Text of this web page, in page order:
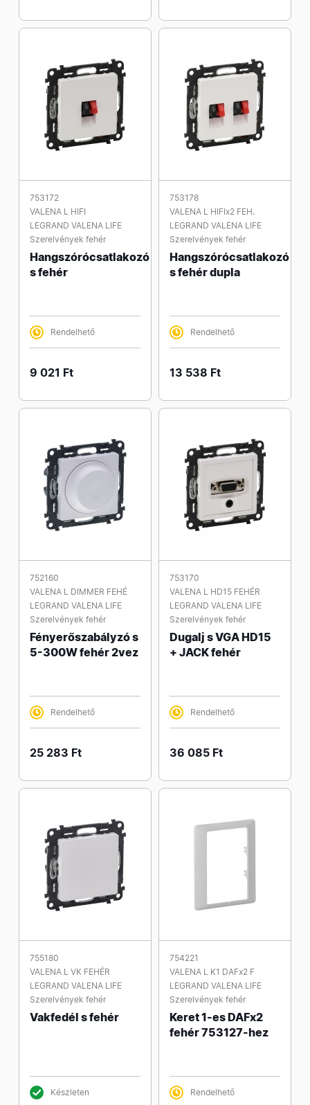
753172
VALENA L HIFI
LEGRAND VALENA LIFE
Szerelvények fehér
Hangszórócsatlakozó
s fehér
Rendelhető
9 021 Ft
753178
VALENA L HIFIx2 FEH.
LEGRAND VALENA LIFE
Szerelvények fehér
Hangszórócsatlakozó
s fehér dupla
Rendelhető
13 538 Ft
752160
VALENA L DIMMER FEHÉ
LEGRAND VALENA LIFE
Szerelvények fehér
Fényerőszabályzó s
5-300W fehér 2vez
Rendelhető
25 283 Ft
753170
VALENA L HD15 FEHÉR
LEGRAND VALENA LIFE
Szerelvények fehér
Dugalj s VGA HD15
+ JACK fehér
Rendelhető
36 085 Ft
755180
VALENA L VK FEHÉR
LEGRAND VALENA LIFE
Szerelvények fehér
Vakfedél s fehér
Készleten
754221
VALENA L K1 DAFx2 F
LEGRAND VALENA LIFE
Szerelvények fehér
Keret 1-es DAFx2
fehér 753127-hez
Rendelhető